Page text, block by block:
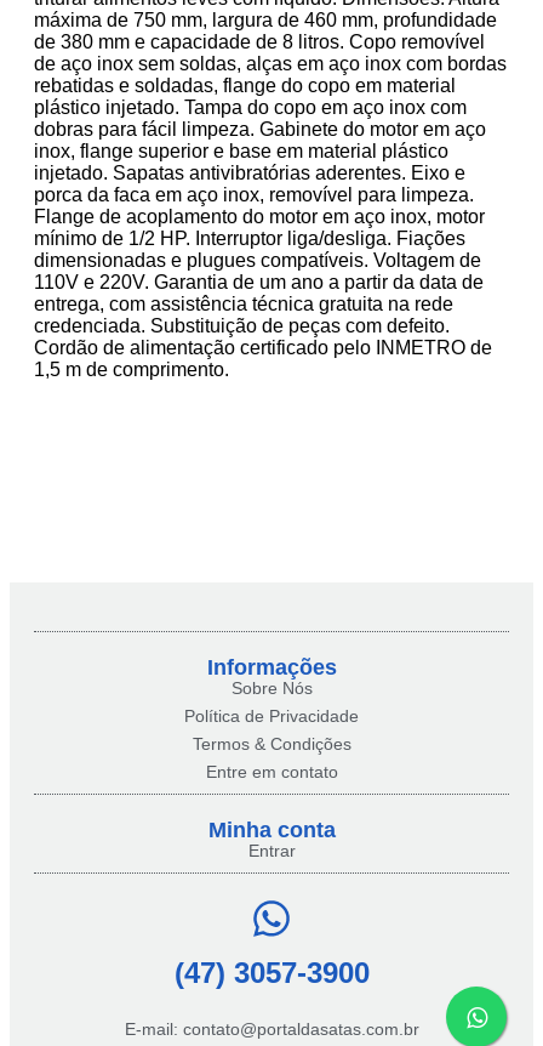
máxima de 750 mm, largura de 460 mm, profundidade
de 380 mm e capacidade de 8 litros. Copo removível
de aço inox sem soldas, alças em aço inox com bordas
rebatidas e soldadas, flange do copo em material
plástico injetado. Tampa do copo em aço inox com
dobras para fácil limpeza. Gabinete do motor em aço
inox, flange superior e base em material plástico
injetado. Sapatas antivibratórias aderentes. Eixo e
porca da faca em aço inox, removível para limpeza.
Flange de acoplamento do motor em aço inox, motor
mínimo de 1/2 HP. Interruptor liga/desliga. Fiações
dimensionadas e plugues compatíveis. Voltagem de
110V e 220V. Garantia de um ano a partir da data de
entrega, com assistência técnica gratuita na rede
credenciada. Substituição de peças com defeito.
Cordão de alimentação certificado pelo INMETRO de
1,5 m de comprimento.
Informações
Sobre Nós
Política de Privacidade
Termos & Condições
Entre em contato
Minha conta​
Entrar
(47) 3057-3900
E-mail: contato@portaldasatas.com.br